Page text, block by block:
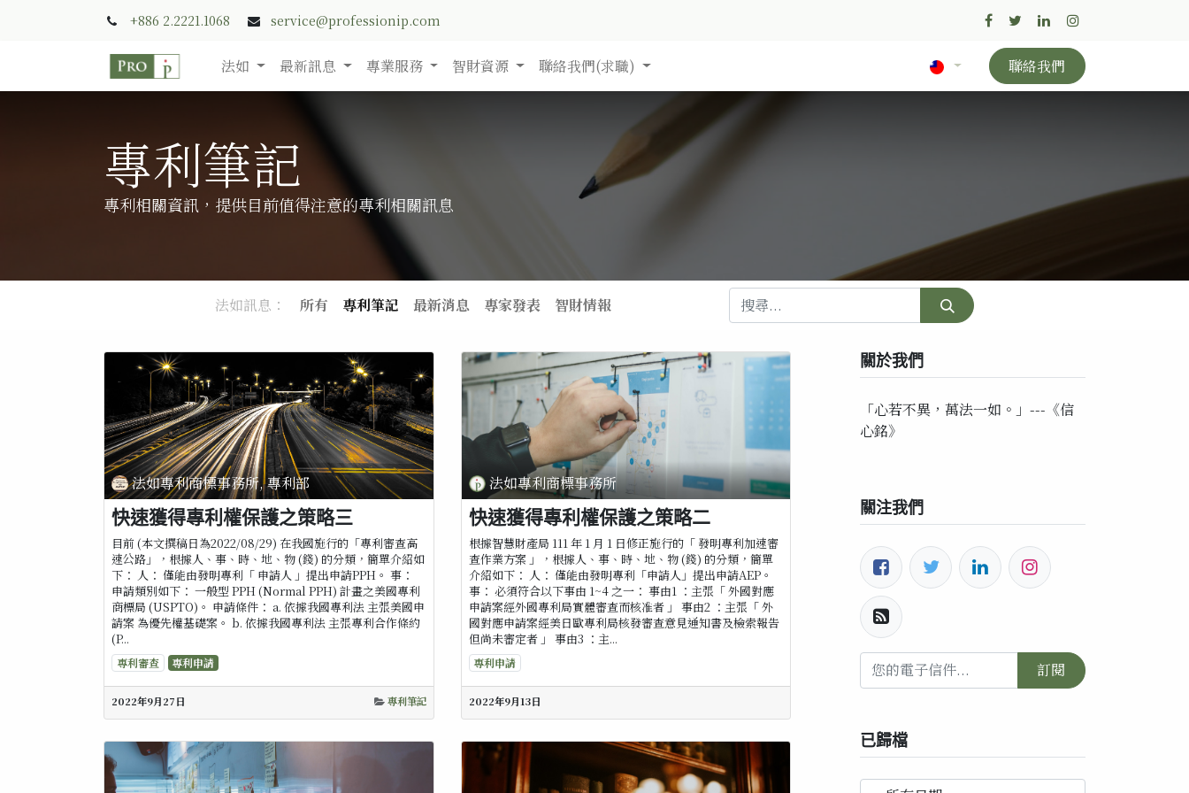
+886 2.2221.1068 service@professionip.com
法如 最新訊息 專業服務 智財資源 聯絡我們(求職) 聯絡我們
專利筆記
專利相關資訊，提供目前值得注意的專利相關訊息
法如訊息： 所有 專利筆記 最新消息 專家發表 智財情報
法如專利商標事務所, 專利部
快速獲得專利權保護之策略三
目前 (本文撰稿日為2022/08/29) 在我國施行的「專利審查高
速公路」，根據人、事、時、地、物 (錢) 的分類，簡單介紹如
下： 人： 僅能由發明專利「 申請人 」提出申請PPH。 事：
申請類別如下： 一般型 PPH (Normal PPH) 計畫之美國專利
商標局 (USPTO)。 申請條件： a. 依據我國專利法 主張美國申
請案 為優先權基礎案。 b. 依據我國專利法 主張專利合作條約
(P...
專利審查 專利申請
2022年9月27日 專利筆記
法如專利商標事務所
快速獲得專利權保護之策略二
根據智慧財產局 111 年 1 月 1 日修正施行的「 發明專利加速審
查作業方案 」，根據人、事、時、地、物 (錢) 的分類，簡單
介紹如下： 人： 僅能由發明專利「申請人」提出申請AEP。
事： 必須符合以下事由 1~4 之一： 事由1 ：主張「 外國對應
申請案經外國專利局實體審查而核准者 」 事由2 ：主張「 外
國對應申請案經美日歐專利局核發審查意見通知書及檢索報告
但尚未審定者 」 事由3 ：主...
專利申請
2022年9月13日
關於我們
「心若不異，萬法一如。」---《信
心銘》
關注我們
訂閱
已歸檔